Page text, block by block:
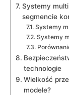
Systemy
segmencie
Systemy
Systemy
technologie
Wielkość
modele?